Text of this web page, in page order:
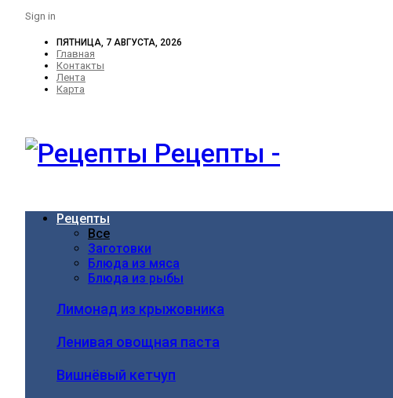
Sign in
ПЯТНИЦА, 7 АВГУСТА, 2026
Главная
Контакты
Лента
Карта
Рецепты -
Рецепты
Все
Заготовки
Блюда из мяса
Блюда из рыбы
Лимонад из крыжовника
Ленивая овощная паста
Вишнёвый кетчуп